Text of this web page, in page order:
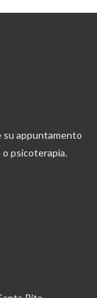
su appuntamento
psicoterapia.